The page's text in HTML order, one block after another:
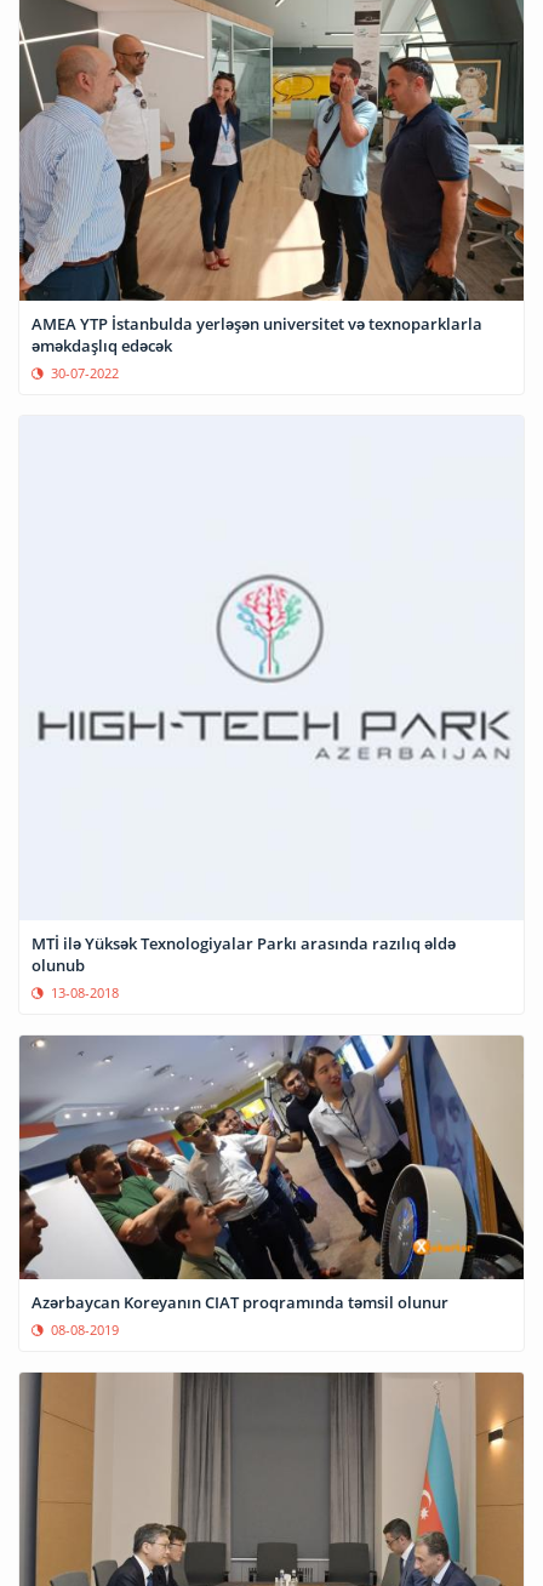
AMEA YTP İstanbulda yerləşən universitet və texnoparklarla
əməkdaşlıq edəcək
30-07-2022
MTİ ilə Yüksək Texnologiyalar Parkı arasında razılıq əldə
olunub
13-08-2018
Azərbaycan Koreyanın CIAT proqramında təmsil olunur
08-08-2019